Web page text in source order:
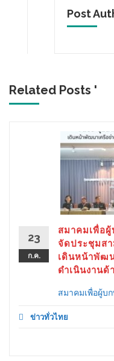
Post
Related Posts '
23
ก.ค.
สมาคมเพื่อ
จัดประชุมส
เดินหน้าพัฒ
ดำเนินงาน
สมาคมเพื่อผู้บ
ข่าวทั่วไทย